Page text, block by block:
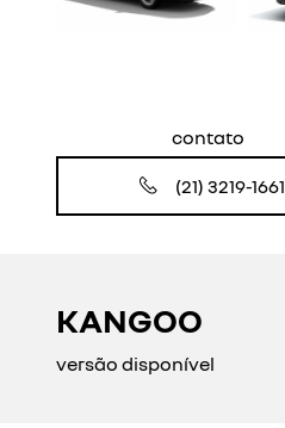
contato
(21) 3219-1661
KANGOO
versão disponível